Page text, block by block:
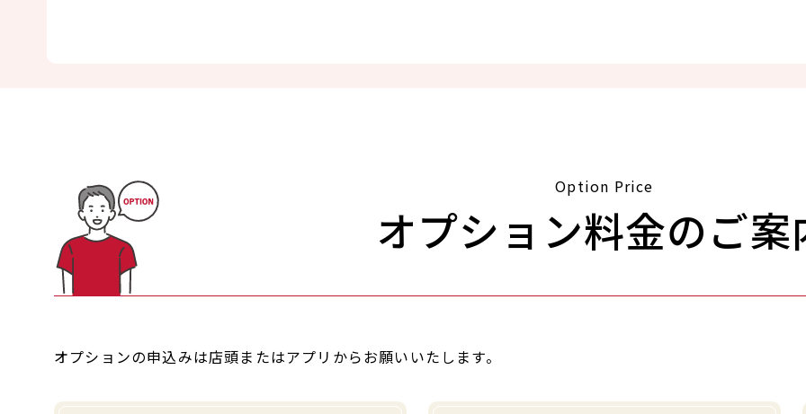
Option Price
オプション料金のご案
オプションの申込みは店頭またはアプリからお願いいたします。